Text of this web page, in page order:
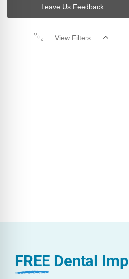
Leave Us Feedback
View Filters
FREE Dental